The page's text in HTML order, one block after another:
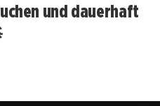
und dauerhaft